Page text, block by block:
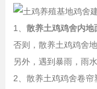
1、 散养土鸡鸡舍内地
否则，散养土鸡鸡舍
另外，遇到暴雨，雨
2、散养土鸡鸡舍卷